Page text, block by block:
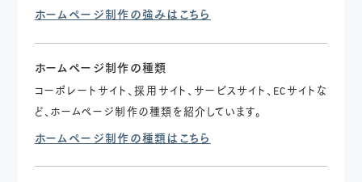
ホームページ制作の強みはこちら
ホームページ制作の種類
コーポレートサイト、採用サイト、サービスサイト、ECサイトな
ど、ホームページ制作の種類を紹介しています。
ホームページ制作の種類はこちら